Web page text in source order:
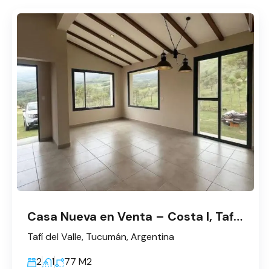
Casa Nueva en Venta – Costa I, Tafí del Valle
Tafí del Valle, Tucumán, Argentina
2
1 77 M2